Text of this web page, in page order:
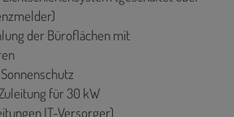
der Büroflächen mit
für 30 kW
IT-Versorger)